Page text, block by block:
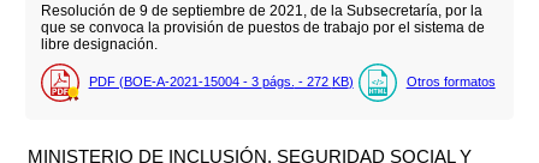
Resolución de 9 de septiembre de 2021, de la Subsecretaría, por la
que se convoca la provisión de puestos de trabajo por el sistema de
libre designación.
PDF (BOE-A-2021-15004 - 3 págs. - 272 KB) Otros formatos
MINISTERIO DE INCLUSIÓN, SEGURIDAD SOCIAL Y